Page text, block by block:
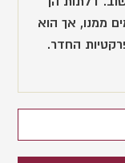
ממנו, אך הוא
החדר.